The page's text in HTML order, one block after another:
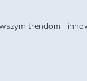
trendom i